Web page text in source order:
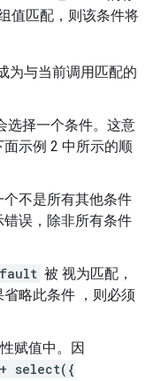
值匹配，则该条件将
为与当前调用匹配的
选择一个条件。这意
示例 2 中所示的顺
不是所有其他条件
误，除非所有条件
被 视为匹配，
略此条件 ，则必须
赋值中。因
select({